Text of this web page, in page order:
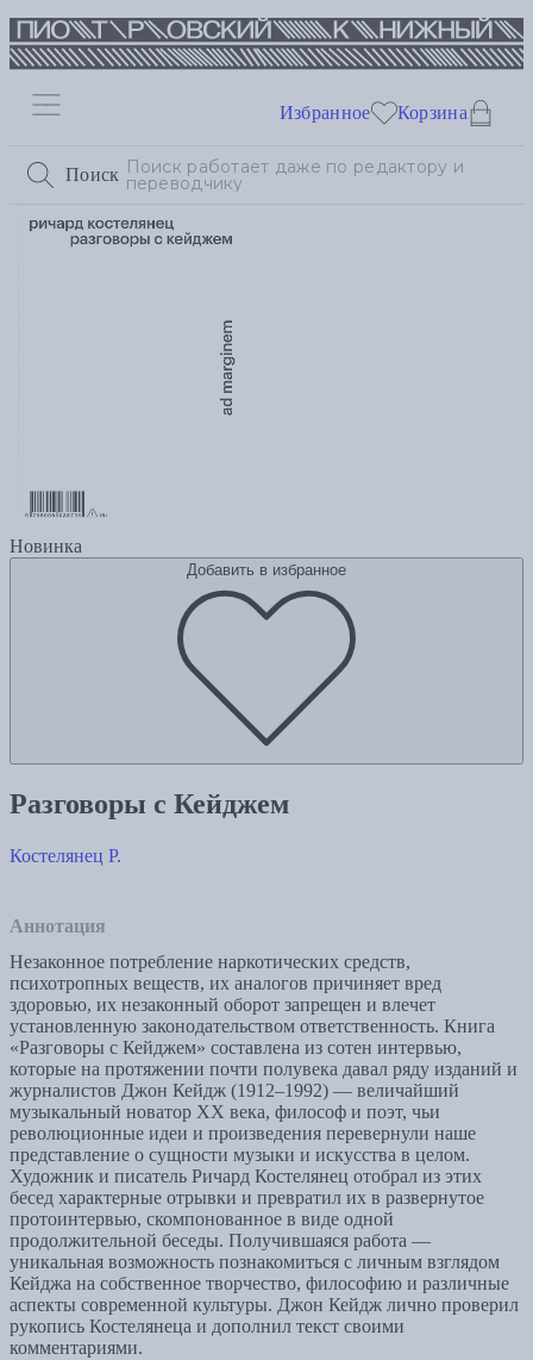
Поиск
Избранное Корзина
Новинка
Добавить в избранное
Разговоры с Кейджем
Костелянец Р.
Аннотация
Незаконное потребление наркотических средств,
психотропных веществ, их аналогов причиняет вред
здоровью, их незаконный оборот запрещен и влечет
установленную законодательством ответственность. Книга
«Разговоры с Кейджем» составлена из сотен интервью,
которые на протяжении почти полувека давал ряду изданий и
журналистов Джон Кейдж (1912–1992) — величайший
музыкальный новатор XX века, философ и поэт, чьи
революционные идеи и произведения перевернули наше
представление о сущности музыки и искусства в целом.
Художник и писатель Ричард Костелянец отобрал из этих
бесед характерные отрывки и превратил их в развернутое
протоинтервью, скомпонованное в виде одной
продолжительной беседы. Получившаяся работа —
уникальная возможность познакомиться с личным взглядом
Кейджа на собственное творчество, философию и различные
аспекты современной культуры. Джон Кейдж лично проверил
рукопись Костелянеца и дополнил текст своими
комментариями.